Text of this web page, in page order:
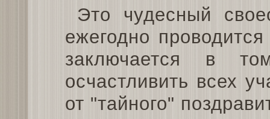
Это чудесный
ежегодно
заключается в
осчастливить всех
от "тайного"